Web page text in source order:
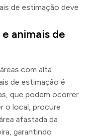
de estimação deve
animais de
com alta
de estimação é
que podem ocorrer
o local, procure
afastada da
garantindo